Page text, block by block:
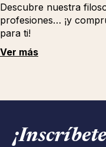
Descubre nuestra
profesiones… ¡y
para ti!
Ver más